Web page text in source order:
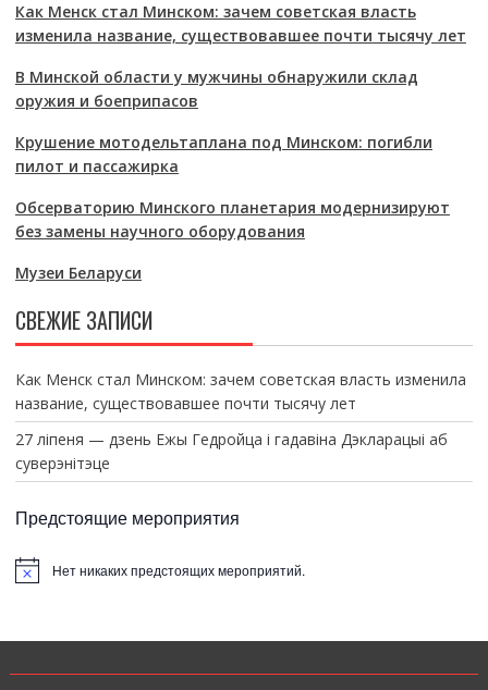
Как Менск стал Минском: зачем советская власть
изменила название, существовавшее почти тысячу лет
В Минской области у мужчины обнаружили склад
оружия и боеприпасов
Крушение мотодельтаплана под Минском: погибли
пилот и пассажирка
Обсерваторию Минского планетария модернизируют
без замены научного оборудования
Музеи Беларуси
СВЕЖИЕ ЗАПИСИ
Как Менск стал Минском: зачем советская власть изменила
название, существовавшее почти тысячу лет
27 ліпеня — дзень Ежы Гедройца і гадавіна Дэкларацыі аб
суверэнітэце
Предстоящие мероприятия
т
Нет никаких предстоящих мероприятий.